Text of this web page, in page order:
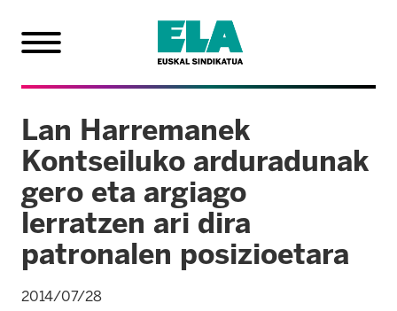
Lan Harremanek
Kontseiluko arduradunak
gero eta argiago
lerratzen ari dira
patronalen posizioetara
2014/07/28